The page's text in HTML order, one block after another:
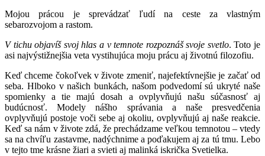
Mojou prácou je sprevádzať ľudí na ceste za vlastným
sebarozvojom a rastom.
V tichu objavíš svoj hlas a v temnote rozpoznáš svoje svetlo. Toto je
asi najvýstižnejšia veta vystihujúca moju prácu aj životnú filozofiu.
Keď chceme čokoľvek v živote zmeniť, najefektívnejšie je začať od
seba. Hlboko v našich bunkách, našom podvedomí sú ukryté naše
spomienky a tie majú dosah a ovplyvňujú našu súčasnosť aj
budúcnosť. Modely nášho správania a naše presvedčenia
ovplyvňujú postoje voči sebe aj okoliu, ovplyvňujú aj naše reakcie.
Keď sa nám v živote zdá, že prechádzame veľkou temnotou – vtedy
sa na chvíľu zastavme, nadýchnime a poďakujem aj za tú tmu. Lebo
v tejto tme krásne žiari a svieti aj malinká iskrička Svetielka.